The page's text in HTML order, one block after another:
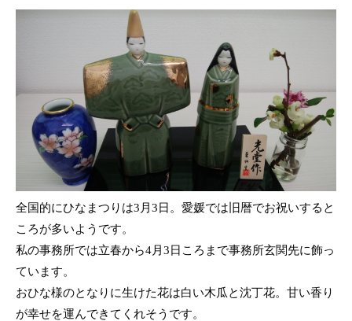
全国的にひなまつりは3月3日。愛媛では旧暦でお祝いすると
ころが多いようです。
私の事務所では立春から4月3日ころまで事務所玄関先に飾っ
ています。
おひな様のとなりに生けた花は白い木瓜と沈丁花。甘い香り
が幸せを運んできてくれそうです。